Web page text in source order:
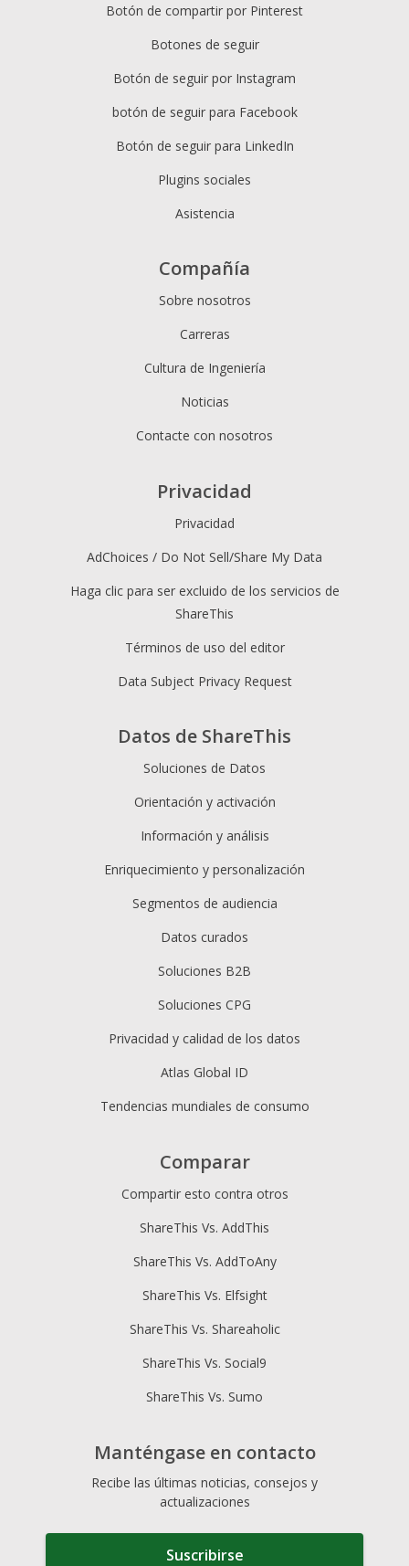
Botón de compartir por Pinterest
Botones de seguir
Botón de seguir por Instagram
botón de seguir para Facebook
Botón de seguir para LinkedIn
Plugins sociales
Asistencia
Datos de ShareThis
Soluciones de Datos
Orientación y activación
Información y análisis
Enriquecimiento y personalización
Segmentos de audiencia
Datos curados
Soluciones B2B
Soluciones CPG
Privacidad y calidad de los datos
Atlas Global ID
Tendencias mundiales de consumo
Compañía
Sobre nosotros
Carreras
Cultura de Ingeniería
Noticias
Contacte con nosotros
Privacidad
Privacidad
AdChoices / Do Not Sell/Share My Data
Haga clic para ser excluido de los servicios de
ShareThis
Términos de uso del editor
Data Subject Privacy Request
Comparar
Compartir esto contra otros
ShareThis Vs. AddThis
ShareThis Vs. AddToAny
ShareThis Vs. Elfsight
ShareThis Vs. Shareaholic
ShareThis Vs. Social9
ShareThis Vs. Sumo
Manténgase en contacto
Recibe las últimas noticias, consejos y
actualizaciones
Suscribirse